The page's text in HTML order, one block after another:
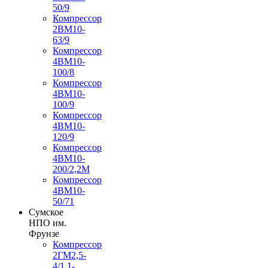
50/9
Компрессор
2ВМ10-
63/9
Компрессор
4ВМ10-
100/8
Компрессор
4ВМ10-
100/9
Компрессор
4ВМ10-
120/9
Компрессор
4ВМ10-
200/2,2М
Компрессор
4ВМ10-
50/71
Сумское
НПО им.
Фрунзе
Компрессор
2ГМ2,5-
4/1,1-